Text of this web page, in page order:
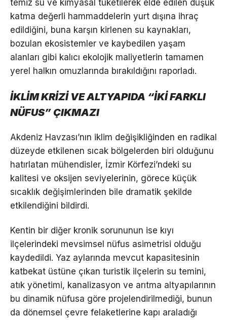
temiz su ve kimyasal tüketilerek elde edilen düşük
katma değerli hammaddelerin yurt dışına ihraç
edildiğini, buna karşın kirlenen su kaynakları,
bozulan ekosistemler ve kaybedilen yaşam
alanları gibi kalıcı ekolojik maliyetlerin tamamen
yerel halkın omuzlarında bırakıldığını raporladı.
İKLİM KRİZİ VE ALTYAPIDA “İKİ FARKLI
NÜFUS” ÇIKMAZI
Akdeniz Havzası’nın iklim değişikliğinden en radikal
düzeyde etkilenen sıcak bölgelerden biri olduğunu
hatırlatan mühendisler, İzmir Körfezi’ndeki su
kalitesi ve oksijen seviyelerinin, görece küçük
sıcaklık değişimlerinden bile dramatik şekilde
etkilendiğini bildirdi.
Kentin bir diğer kronik sorununun ise kıyı
ilçelerindeki mevsimsel nüfus asimetrisi olduğu
kaydedildi. Yaz aylarında mevcut kapasitesinin
katbekat üstüne çıkan turistik ilçelerin su temini,
atık yönetimi, kanalizasyon ve arıtma altyapılarının
bu dinamik nüfusa göre projelendirilmediği, bunun
da dönemsel çevre felaketlerine kapı araladığı